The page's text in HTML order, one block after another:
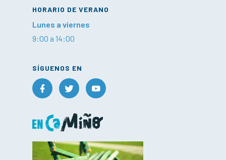
HORARIO DE VERANO
Lunes a viernes
9:00 a 14:00
SÍGUENOS EN